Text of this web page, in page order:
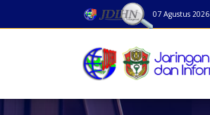
07 Agustus 2026